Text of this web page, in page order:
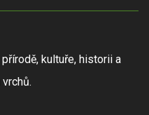
kultuře, historii a